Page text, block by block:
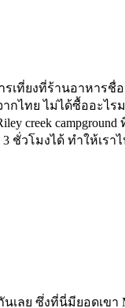
เที่ยงที่ร้านอาหาร
กไทย ไม่ได้ซื้ออะ
โมงได้ ทำให้เรา
ลย ซึ่งที่นี่มียอดเข